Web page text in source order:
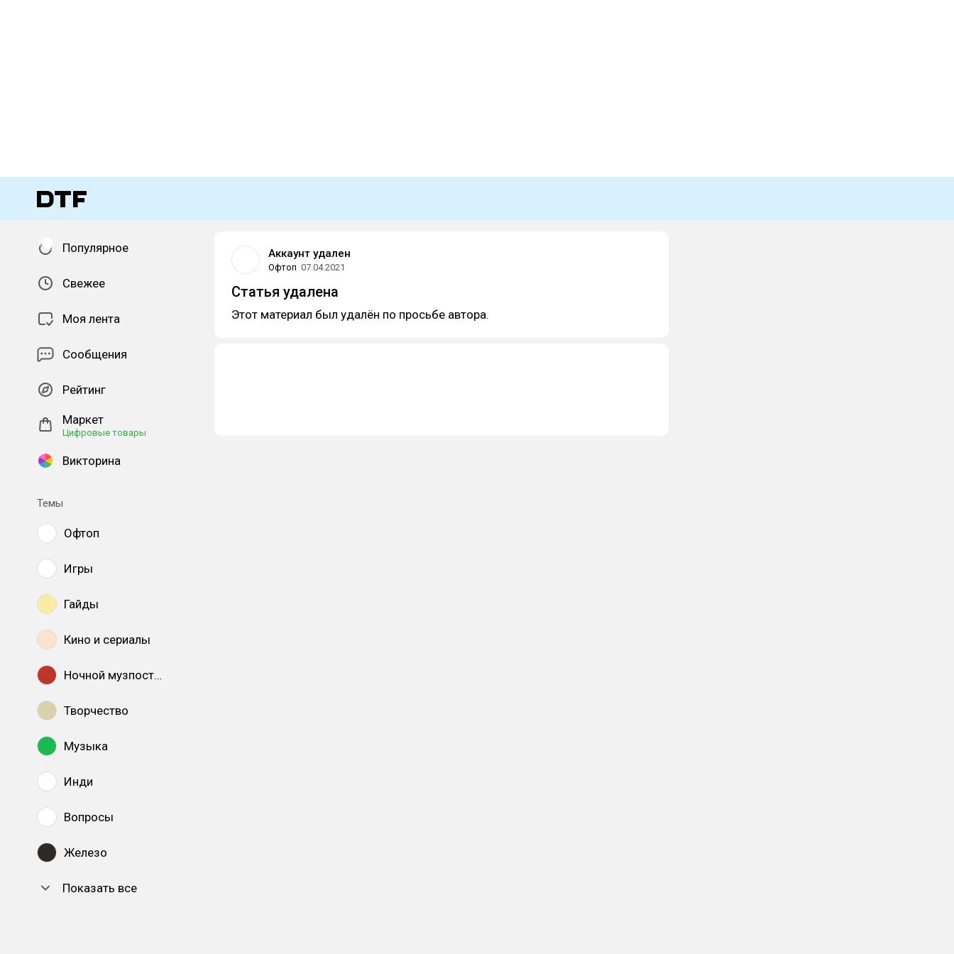
Популярное
Свежее
Моя лента
Сообщения
Рейтинг
Маркет
Цифровые товары
Викторина
Темы
Офтоп
Игры
Гайды
Кино и сериалы
Ночной музпостинг
Творчество
Музыка
Инди
Вопросы
Железо
Показать все
Аккаунт удален
Офтоп 07.04.2021
Статья удалена
Этот материал был удалён по просьбе автора.